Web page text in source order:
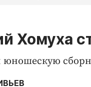
Хомуха
юношескую